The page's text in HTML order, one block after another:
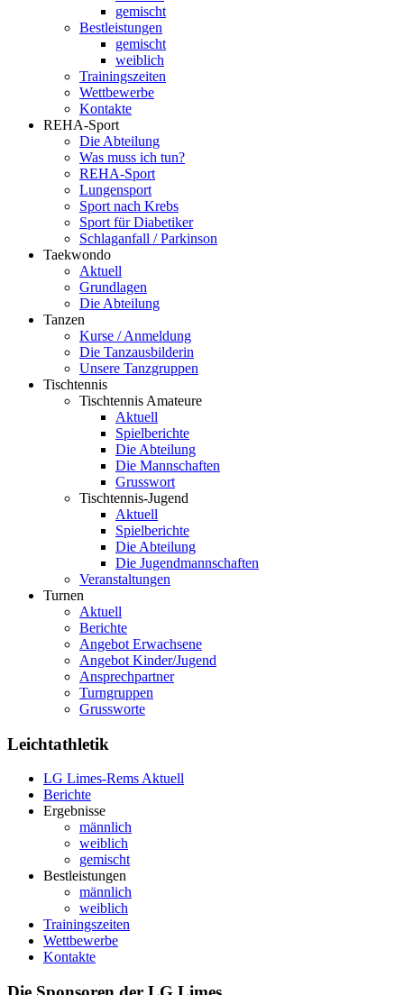
gemischt
Bestleistungen
gemischt
weiblich
Trainingszeiten
Wettbewerbe
Kontakte
REHA-Sport
Die Abteilung
Was muss ich tun?
REHA-Sport
Lungensport
Sport nach Krebs
Sport für Diabetiker
Schlaganfall / Parkinson
Taekwondo
Aktuell
Grundlagen
Die Abteilung
Tanzen
Kurse / Anmeldung
Die Tanzausbilderin
Unsere Tanzgruppen
Tischtennis
Tischtennis Amateure
Aktuell
Spielberichte
Die Abteilung
Die Mannschaften
Grusswort
Tischtennis-Jugend
Aktuell
Spielberichte
Die Abteilung
Die Jugendmannschaften
Veranstaltungen
Turnen
Aktuell
Berichte
Angebot Erwachsene
Angebot Kinder/Jugend
Ansprechpartner
Turngruppen
Grussworte
Leichtathletik
LG Limes-Rems Aktuell
Berichte
Ergebnisse
männlich
weiblich
gemischt
Bestleistungen
männlich
weiblich
Trainingszeiten
Wettbewerbe
Kontakte